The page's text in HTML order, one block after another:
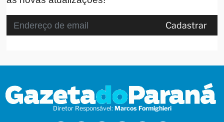
Cadastrar
Diretor Responsável: Marcos Formighieri